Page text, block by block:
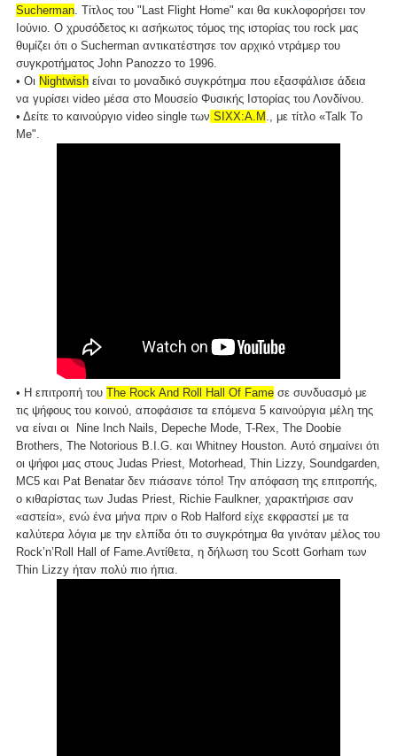
Sucherman . Τίτλος του "Last Flight Home" και θα κυκλοφορήσει τον
Ιούνιο. Ο χρυσόδετος κι ασήκωτος τόμος της ιστορίας του rock μας
θυμίζει ότι ο Sucherman αντικατέστησε τον αρχικό ντράμερ του
συγκροτήματος John Panozzo το 1996.
• Οι Nightwish είναι το μοναδικό συγκρότημα που εξασφάλισε άδεια
να γυρίσει video μέσα στο Μουσείο Φυσικής Ιστορίας του Λονδίνου.
• Δείτε το καινούργιο video single των SIXX:A.M ., με τίτλο «Talk To
Me".
• Η επιτροπή του The Rock And Roll Hall Of Fame σε συνδυασμό με
τις ψήφους του κοινού, αποφάσισε τα επόμενα 5 καινούργια μέλη της
να είναι οι Nine Inch Nails, Depeche Mode, T-Rex, The Doobie
Brothers, The Notorious B.I.G. και Whitney Houston. Αυτό σημαίνει ότι
οι ψήφοι μας στους Judas Priest, Motorhead, Thin Lizzy, Soundgarden,
MC5 και Pat Benatar δεν πιάσανε τόπο! Την απόφαση της επιτροπής,
ο κιθαρίστας των Judas Priest, Richie Faulkner, χαρακτήρισε σαν
«αστεία», ενώ ένα μήνα πριν ο Rob Halford είχε εκφραστεί με τα
καλύτερα λόγια με την ελπίδα ότι το συγκρότημα θα γινόταν μέλος του
Rock’n’Roll Hall of Fame.Αντίθετα, η δήλωση του Scott Gorham των
Thin Lizzy ήταν πολύ πιο ήπια.